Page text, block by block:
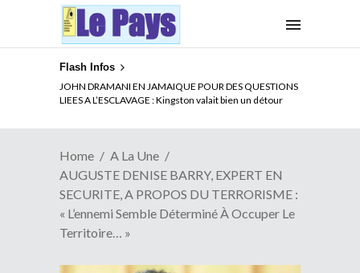
Flash Infos
JOHN DRAMANI EN JAMAIQUE POUR DES QUESTIONS
LIEES A L’ESCLAVAGE : Kingston valait bien un détour
ELECTION DE TALON A LA TETE DU SENAT BENINOIS :
Quand Patrice quitte le pouvoir sans partir !
Home
A La Une
AUGUSTE DENISE BARRY, EXPERT EN
SECURITE, A PROPOS DU TERRORISME :
« L’ennemi Semble Déterminé À Occuper Le
Territoire… »